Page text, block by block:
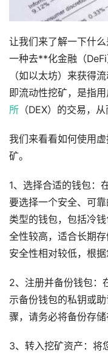
让我们来了解一下什
一种去**化金融（
（如以太坊）来获得
即流动性挖矿，是指
所 （DEX）的交易，
我们来看看如何使用
矿。
1、选择合适的钱包：
要选择一个安全、可
类型的钱包，包括冷
全性较高，适合长期
安全性相对较低，根据
2、注册并备份钱包：
示备份钱包的私钥或
骤，请务必将备份存储
3、转入挖矿资产：将